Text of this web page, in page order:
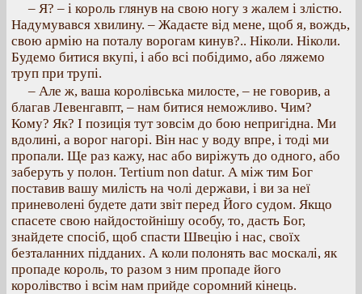
– Я? – і король глянув на свою ногу з жалем і злістю.
Надумувався хвилину. – Жадаєте від мене, щоб я, вождь,
свою армію на поталу ворогам кинув?.. Ніколи. Ніколи.
Будемо битися вкупі, і або всі побідимо, або ляжемо
труп при трупі.
– Але ж, ваша королівська милосте, – не говорив, а
благав Левенгавпт, – нам битися неможливо. Чим?
Кому? Як? І позиція тут зовсім до бою непригідна. Ми
вдолині, а ворог нагорі. Він нас у воду впре, і тоді ми
пропали. Ще раз кажу, нас або виріжуть до одного, або
заберуть у полон. Tertium non datur. А між тим Бог
поставив вашу милість на чолі держави, і ви за неї
приневолені будете дати звіт перед Його судом. Якщо
спасете свою найдостойнішу особу, то, дасть Бог,
знайдете спосіб, щоб спасти Швецію і нас, своїх
безталанних підданих. А коли полонять вас москалі, як
пропаде король, то разом з ним пропаде його
королівство і всім нам прийде соромний кінець.